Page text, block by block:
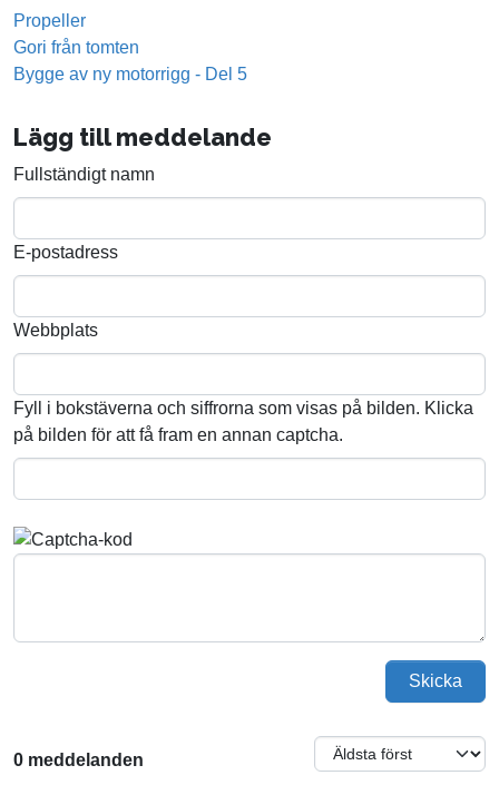
Propeller
Gori från tomten
Bygge av ny motorrigg - Del 5
Lägg till meddelande
Fullständigt namn
E-postadress
Webbplats
Fyll i bokstäverna och siffrorna som visas på bilden. Klicka
på bilden för att få fram en annan captcha.
Skicka
0 meddelanden